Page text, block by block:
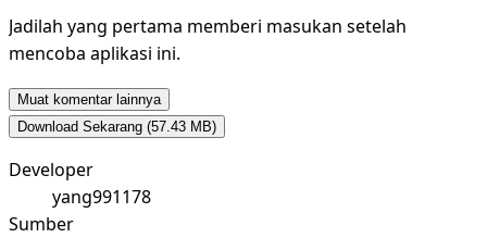
Jadilah yang pertama memberi masukan setelah
mencoba aplikasi ini.
Muat komentar lainnya
Download Sekarang (57.43 MB)
Developer
yang991178
Sumber